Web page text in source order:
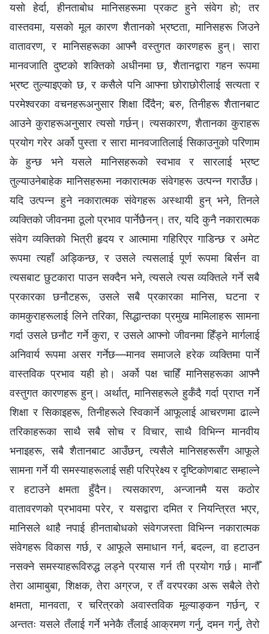
यसो हेर्दा, हीनताबोध मानिसहरूमा प्रकट हुने संवेग हो; तर
वास्तवमा, यसको मूल कारण शैतानको भ्रष्टता, मानिसहरू जिउने
वातावरण, र मानिसहरूका आफ्नै वस्तुगत कारणहरू हुन्। सारा
मानवजाति दुष्टको शक्तिको अधीनमा छ, शैतानद्वारा गहन रूपमा
भ्रष्ट तुल्याइएको छ, र कसैले पनि आफ्ना छोराछोरीलाई सत्यता र
परमेश्‍वरका वचनहरूअनुसार शिक्षा दिँदैन; बरु, तिनीहरू शैतानबाट
आउने कुराहरूअनुसार त्यसो गर्छन्। त्यसकारण, शैतानका कुराहरू
प्रयोग गरेर अर्को पुस्ता र सारा मानवजातिलाई सिकाउनुको परिणाम
के हुन्छ भने यसले मानिसहरूको स्वभाव र सारलाई भ्रष्ट
तुल्याउनेबाहेक मानिसहरूमा नकारात्मक संवेगहरू उत्पन्न गराउँछ।
यदि उत्पन्न हुने नकारात्मक संवेगहरू अस्थायी हुन् भने, तिनले
व्यक्तिको जीवनमा ठूलो प्रभाव पार्नेछैनन्। तर, यदि कुनै नकारात्मक
संवेग व्यक्तिको भित्री हृदय र आत्मामा गहिरिएर गाडिन्छ र अमेट
रूपमा त्यहाँ अड्किन्छ, र उसले त्यसलाई पूर्ण रूपमा बिर्सन वा
त्यसबाट छुटकारा पाउन सक्दैन भने, त्यसले त्यस व्यक्तिले गर्ने सबै
प्रकारका छनौटहरू, उसले सबै प्रकारका मानिस, घटना र
कामकुराहरूलाई लिने तरिका, सिद्धान्तका प्रमुख मामिलाहरू सामना
गर्दा उसले छनौट गर्ने कुरा, र उसले आफ्नो जीवनमा हिँड्ने मार्गलाई
अनिवार्य रूपमा असर गर्नेछ—मानव समाजले हरेक व्यक्तिमा पार्ने
वास्तविक प्रभाव यही हो। अर्को पक्ष चाहिँ मानिसहरूका आफ्नै
वस्तुगत कारणहरू हुन्। अर्थात्, मानिसहरूले हुर्कँदै गर्दा प्राप्त गर्ने
शिक्षा र सिकाइहरू, तिनीहरूले स्विकार्ने आफूलाई आचरणमा ढाल्ने
तरिकाहरूका साथै सबै सोच र विचार, साथै विभिन्‍न मानवीय
भनाइहरू, सबै शैतानबाट आउँछन्, त्यसैले मानिसहरूसँग आफूले
सामना गर्ने यी समस्याहरूलाई सही परिप्रेक्ष्य र दृष्टिकोणबाट सम्हाल्ने
र हटाउने क्षमता हुँदैन। त्यसकारण, अन्जानमै यस कठोर
वातावरणको प्रभावमा परेर, र यसद्वारा दमित र नियन्त्रित भएर,
मानिसले थाहै नपाई हीनताबोधको संवेगजस्ता विभिन्‍न नकारात्मक
संवेगहरू विकास गर्छ, र आफूले समाधान गर्न, बदल्न, वा हटाउन
नसक्ने समस्याहरूविरुद्ध लड्ने प्रयास गर्न ती प्रयोग गर्छ। मानौँ
तेरा आमाबुबा, शिक्षक, तेरा अग्रज, र तँ वरपरका अरू सबैले तेरो
क्षमता, मानवता, र चरित्रको अवास्तविक मूल्याङ्कन गर्छन्, र
अन्ततः यसले तँलाई गर्ने भनेकै तँलाई आक्रमण गर्नु, दमन गर्नु, तेरो